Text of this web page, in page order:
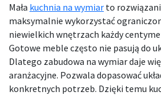
Mała kuchnia na wymiar to
maksymalnie wykorzystać
niewielkich wnętrzach każdy
Gotowe meble często nie pasują do
Dlatego zabudowa na wymiar daje
aranżacyjne. Pozwala dopasować
konkretnych potrzeb. Dzięki temu